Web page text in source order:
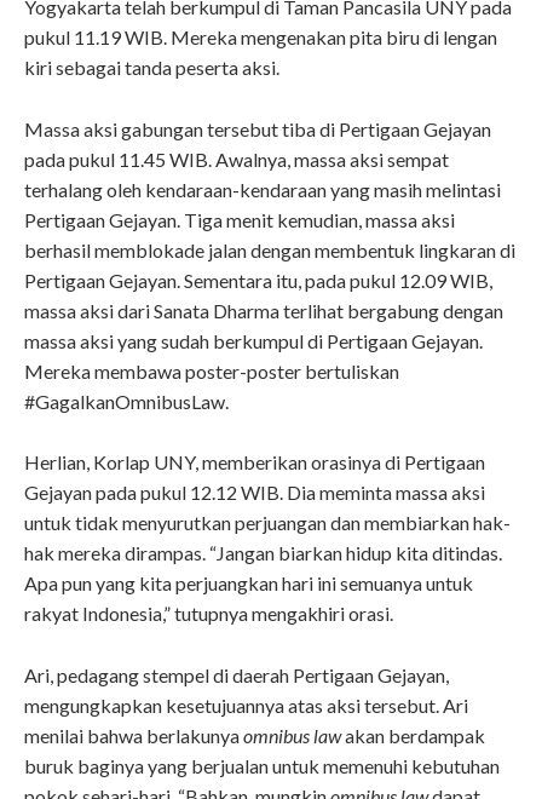
Yogyakarta telah berkumpul di Taman Pancasila UNY pada
pukul 11.19 WIB. Mereka mengenakan pita biru di lengan
kiri sebagai tanda peserta aksi.
Massa aksi gabungan tersebut tiba di Pertigaan Gejayan
pada pukul 11.45 WIB. Awalnya, massa aksi sempat
terhalang oleh kendaraan-kendaraan yang masih melintasi
Pertigaan Gejayan. Tiga menit kemudian, massa aksi
berhasil memblokade jalan dengan membentuk lingkaran di
Pertigaan Gejayan. Sementara itu, pada pukul 12.09 WIB,
massa aksi dari Sanata Dharma terlihat bergabung dengan
massa aksi yang sudah berkumpul di Pertigaan Gejayan.
Mereka membawa poster-poster bertuliskan
#GagalkanOmnibusLaw.
Herlian, Korlap UNY, memberikan orasinya di Pertigaan
Gejayan pada pukul 12.12 WIB. Dia meminta massa aksi
untuk tidak menyurutkan perjuangan dan membiarkan hak-
hak mereka dirampas. “Jangan biarkan hidup kita ditindas.
Apa pun yang kita perjuangkan hari ini semuanya untuk
rakyat Indonesia,” tutupnya mengakhiri orasi.
Ari, pedagang stempel di daerah Pertigaan Gejayan,
mengungkapkan kesetujuannya atas aksi tersebut. Ari
menilai bahwa berlakunyaomnibus lawakan berdampak
buruk baginya yang berjualan untuk memenuhi kebutuhan